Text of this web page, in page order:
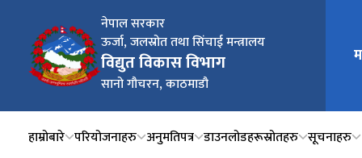
नेपाल सरकार
ऊर्जा, जलस्रोत तथा सिंचाई मन्त्रालय
विद्युत विकास विभाग
सानो गौचरन, काठमाडौ
मुख्य
हाम्रोबारे परियोजनाहरु अनुमतिपत्र डाउनलोडहरूस्रोतहरु सूचनाहरु